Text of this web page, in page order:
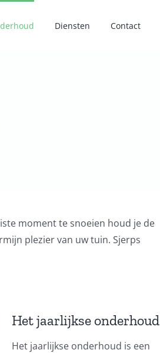
Diensten Contact
moment te snoeien houd je de
plezier van uw tuin. Sjerps
Het jaarlijkse onderhoud
Het jaarlijkse onderhoud is een